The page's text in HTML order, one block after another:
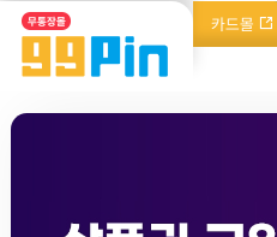
무통장몰 카드몰